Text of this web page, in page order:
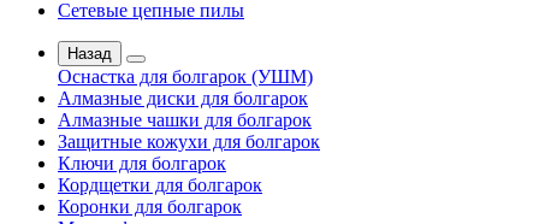
Сетевые цепные пилы
Назад
Оснастка для болгарок (УШМ)
Алмазные диски для болгарок
Алмазные чашки для болгарок
Защитные кожухи для болгарок
Ключи для болгарок
Кордщетки для болгарок
Коронки для болгарок